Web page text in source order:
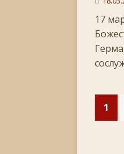
17
1